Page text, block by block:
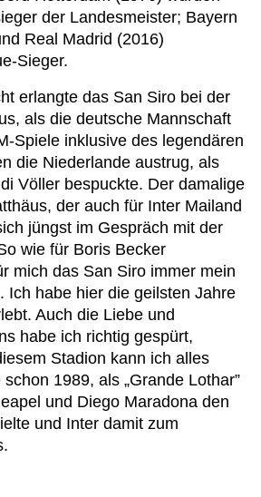
der Landesmeister; Bayern
Real Madrid (2016)
Sieger.
erlangte das San Siro bei der
als die deutsche Mannschaft
Spiele inklusive des legendären
die Niederlande austrug, als
Völler bespuckte. Der damalige
der auch für Inter Mailand
jüngst im Gespräch mit der
wie für Boris Becker
mich das San Siro immer mein
Ich habe hier die geilsten Jahre
Auch die Liebe und
habe ich richtig gespürt,
Stadion kann ich alles
1989, als „Grande Lothar”
und Diego Maradona den
und Inter damit zum